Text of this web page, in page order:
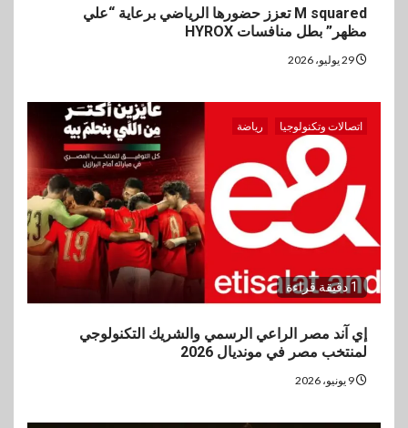
M squared تعزز حضورها الرياضي برعاية “علي
مظهر” بطل منافسات HYROX
اتصالات وتكنولوجيا رياضة
1 دقيقة قراءة
إي آند مصر الراعي الرسمي والشريك التكنولوجي
لمنتخب مصر في مونديال 2026